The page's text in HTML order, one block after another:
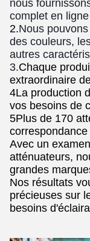
nous
complet en
2.Nous
des couleurs,
autres
3.Chaque
extraordinaire
4La production
vos besoins de
5Plus de 170
correspondance
Avec un
atténuateurs,
grandes
Nos résultats
précieuses sur
besoins